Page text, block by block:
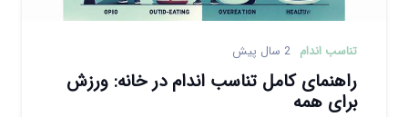
تناسب اندام 2 سال پیش
راهنمای کامل تناسب اندام در خانه: ورزش
برای همه